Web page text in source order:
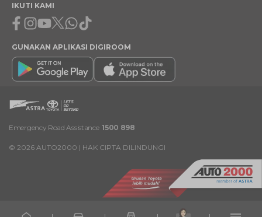
IKUTI KAMI
Facebook
Instagram
Youtube
X Whatsapp
Tiktok
GUNAKAN APLIKASI DIGIROOM
Emergency Road Assistance 1500 898
© 2026 AUTO2000 | HAK CIPTA DILINDUNGI